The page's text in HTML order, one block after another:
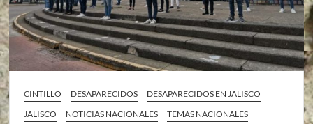
CINTILLO DESAPARECIDOS
DESAPARECIDOS EN JALISCO
JALISCO
NOTICIAS NACIONALES TEMAS NACIONALES